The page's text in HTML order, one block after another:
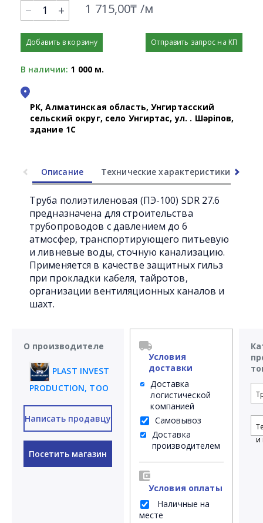
+ 1 715,00₸ /м
Добавить в корзину Отправить запрос на КП
В наличии: 1 000 м.
РК, Алматинская область, Унгиртасский
сельский округ, село Унгиртас, ул. Қ. Шәріпов,
здание 1С
Описание Технические характеристики
Труба полиэтиленовая (ПЭ-100) SDR 27.6
предназначена для строительства
трубопроводов с давлением до 6
атмосфер, транспортирующего питьевую
и ливневые воды, сточную канализацию.
Применяется в качестве защитных гильз
при прокладки кабеля, тайротов,
организации вентиляционных каналов и
шахт.
О производителе
PLAST INVEST
PRODUCTION, ТОО
Написать продавцу
Посетить магазин
Условия
доставки
Доставка
логистической
компанией
Самовывоз
Доставка
производителем
Условия оплаты
Наличные на
месте
и